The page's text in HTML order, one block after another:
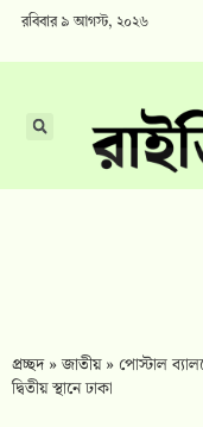
রবিবার ৯ আগস্ট, ২০২৬
প্রচ্ছদ»জাতীয়» পোস্টাল
দ্বিতীয় স্থানে ঢাকা